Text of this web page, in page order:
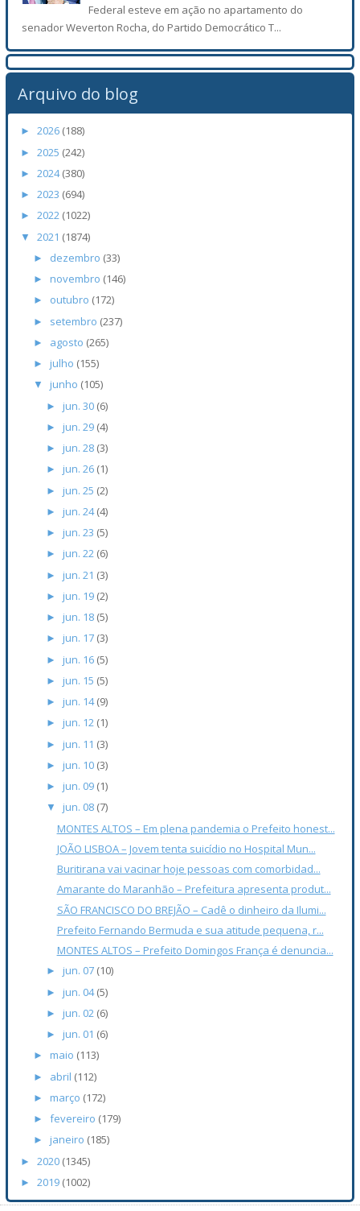
Federal esteve em ação no apartamento do
senador Weverton Rocha, do Partido Democrático T...
Arquivo do blog
►2026 (188)
►2025 (242)
►2024(380)
►2023 (694)
►2022 (1022)
▼2021 (1874)
► dezembro (33)
► novembro (146)
► outubro (172)
► setembro (237)
► agosto (265)
► julho (155)
▼ junho (105)
► jun. 30 (6)
► jun. 29 (4)
► jun. 28 (3)
► jun. 26 (1)
► jun. 25 (2)
► jun. 24(4)
► jun. 23 (5)
► jun. 22 (6)
► jun. 21 (3)
► jun. 19 (2)
► jun. 18 (5)
► jun. 17 (3)
► jun. 16 (5)
► jun. 15 (5)
► jun. 14(9)
► jun. 12 (1)
► jun. 11 (3)
► jun. 10 (3)
► jun. 09 (1)
▼ jun. 08 (7)
MONTES ALTOS – Em plena pandemia o Prefeito honest...
JOÃO LISBOA – Jovem tenta suicídio no Hospital Mun...
Buritirana vai vacinar hoje pessoas com comorbidad...
Amarante do Maranhão – Prefeitura apresenta produt...
SÃO FRANCISCO DO BREJÃO – Cadê o dinheiro da Ilumi...
Prefeito Fernando Bermuda e sua atitude pequena, r...
MONTES ALTOS – Prefeito Domingos França é denuncia...
► jun. 07 (10)
► jun. 04(5)
► jun. 02 (6)
► jun. 01 (6)
► maio (113)
► abril (112)
► março (172)
►fevereiro (179)
► janeiro (185)
►2020 (1345)
►2019 (1002)